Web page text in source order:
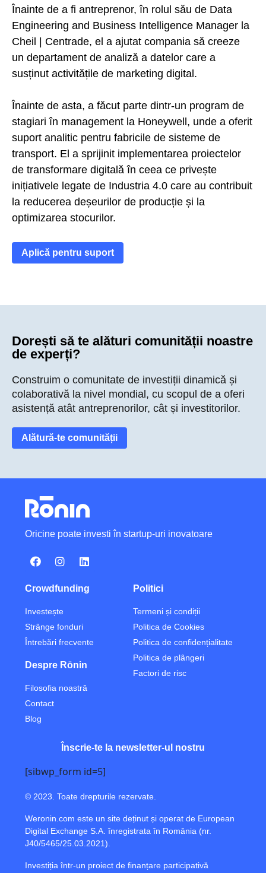
Înainte de a fi antreprenor, în rolul său de Data
Engineering and Business Intelligence Manager la
Cheil | Centrade, el a ajutat compania să creeze
un departament de analiză a datelor care a
susținut activitățile de marketing digital.
Înainte de asta, a făcut parte dintr-un program de
stagiari în management la Honeywell, unde a oferit
suport analitic pentru fabricile de sisteme de
transport. El a sprijinit implementarea proiectelor
de transformare digitală în ceea ce privește
inițiativele legate de Industria 4.0 care au contribuit
la reducerea deșeurilor de producție și la
optimizarea stocurilor.
Aplică pentru suport
Dorești să te alături comunității noastre
de experți?
Construim o comunitate de investiții dinamică și
colaborativă la nivel mondial, cu scopul de a oferi
asistență atât antreprenorilor, cât și investitorilor.
Alătură-te comunității
Oricine poate investi în startup-uri inovatoare
Crowdfunding
Investește
Strânge fonduri
Întrebări frecvente
Despre Rōnin
Filosofia noastră
Contact
Blog
Politici
Termeni și condiții
Politica de Cookies
Politica de confidențialitate
Politica de plângeri
Factori de risc
Înscrie-te la newsletter-ul nostru
[sibwp_form id=5]
© 2023. Toate drepturile rezervate.
Weronin.com este un site deținut și operat de European
Digital Exchange S.A. înregistrata în România (nr.
J40/5465/25.03.2021).
Investiția într-un proiect de finanțare participativă